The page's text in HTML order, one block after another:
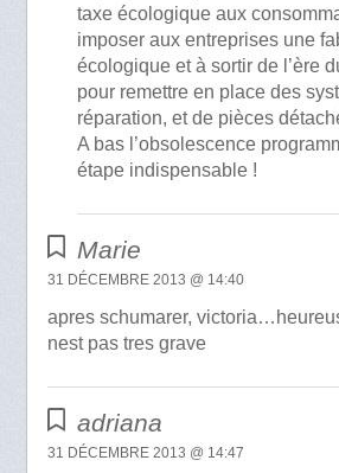
taxe écologique aux
imposer aux entreprises une
écologique et à sortir de l’ère
pour remettre en place des
réparation, et de pièces
A bas l’obsolescence
étape indispensable !
Marie
31 DÉCEMBRE 2013 @ 14:40
apres schumarer,
nest pas tres grave
adriana
31 DÉCEMBRE 2013 @ 14:47